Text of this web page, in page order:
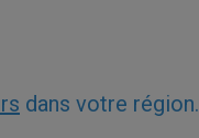
dans votre région.